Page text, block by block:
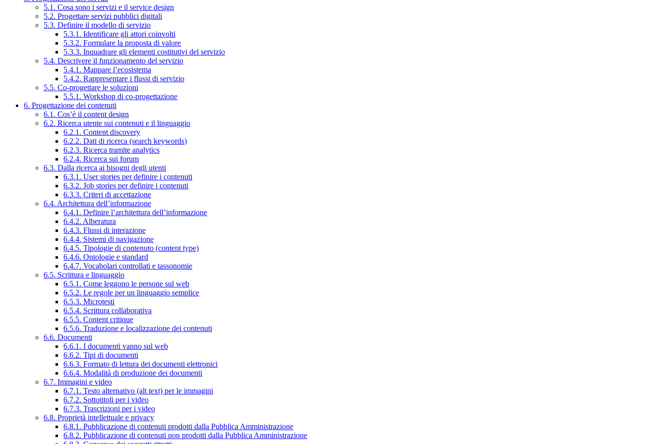
5.1. Cosa sono i servizi e il service design
5.2. Progettare servizi pubblici digitali
5.3. Definire il modello di servizio
5.3.1. Identificare gli attori coinvolti
5.3.2. Formulare la proposta di valore
5.3.3. Inquadrare gli elementi costitutivi del servizio
5.4. Descrivere il funzionamento del servizio
5.4.1. Mappare l’ecosistema
5.4.2. Rappresentare i flussi di servizio
5.5. Co-progettare le soluzioni
5.5.1. Workshop di co-progettazione
6. Progettazione dei contenuti
6.1. Cos’è il content design
6.2. Ricerca utente sui contenuti e il linguaggio
6.2.1. Content discovery
6.2.2. Dati di ricerca (search keywords)
6.2.3. Ricerca tramite analytics
6.2.4. Ricerca sui forum
6.3. Dalla ricerca ai bisogni degli utenti
6.3.1. User stories per definire i contenuti
6.3.2. Job stories per definire i contenuti
6.3.3. Criteri di accettazione
6.4. Architettura dell’informazione
6.4.1. Definire l’architettura dell’informazione
6.4.2. Alberatura
6.4.3. Flussi di interazione
6.4.4. Sistemi di navigazione
6.4.5. Tipologie di contenuto (content type)
6.4.6. Ontologie e standard
6.4.7. Vocabolari controllati e tassonomie
6.5. Scrittura e linguaggio
6.5.1. Come leggono le persone sul web
6.5.2. Le regole per un linguaggio semplice
6.5.3. Microtesti
6.5.4. Scrittura collaborativa
6.5.5. Content critique
6.5.6. Traduzione e localizzazione dei contenuti
6.6. Documenti
6.6.1. I documenti vanno sul web
6.6.2. Tipi di documenti
6.6.3. Formato di lettura dei documenti elettronici
6.6.4. Modalità di produzione dei documenti
6.7. Immagini e video
6.7.1. Testo alternativo (alt text) per le immagini
6.7.2. Sottotitoli per i video
6.7.3. Trascrizioni per i video
6.8. Proprietà intellettuale e privacy
6.8.1. Pubblicazione di contenuti prodotti dalla Pubblica Amministrazione
6.8.2. Pubblicazione di contenuti non prodotti dalla Pubblica Amministrazione